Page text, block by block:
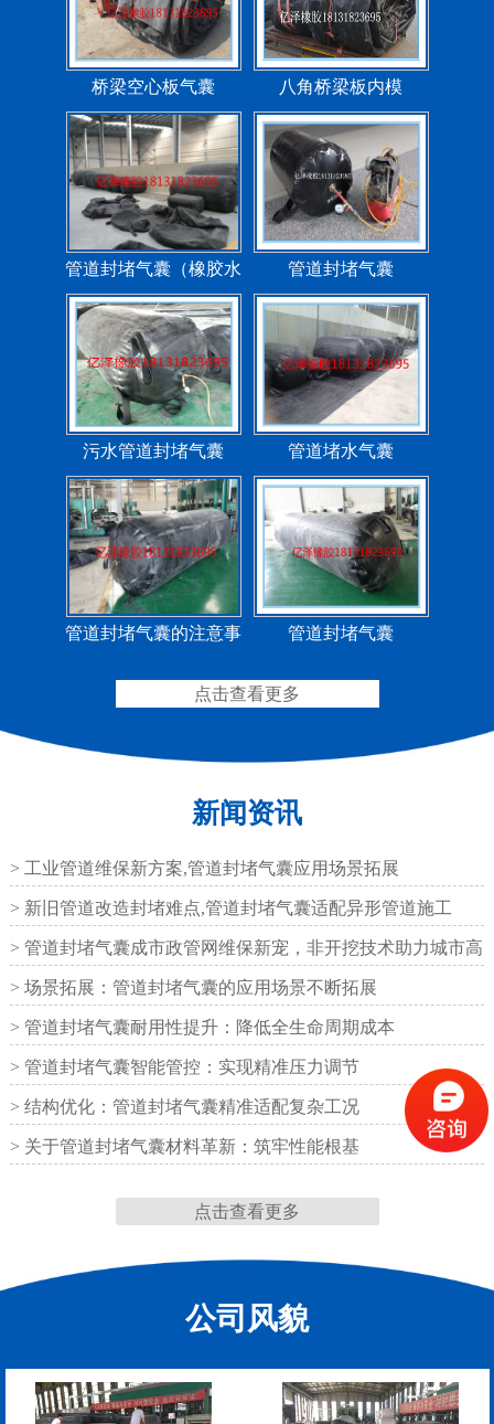
桥梁空心板气囊 八角桥梁板内模
管道封堵气囊（橡胶水
堵）
管道封堵气囊
污水管道封堵气囊 管道堵水气囊
管道封堵气囊的注意事
管道封堵气囊
矩形板式橡胶支座 圆形板式橡胶支座
圆形四氟板橡胶支座
矩形四氟板滑动橡胶支
座
缩缝
点击查看更多
新闻资讯
> 工业管道维保新方案,管道封堵气囊应用场景拓展
> 新旧管道改造封堵难点,管道封堵气囊适配异形管道施工
> 管道封堵气囊成市政管网维保新宠，非开挖技术助力城市高
效运
> 场景拓展：管道封堵气囊的应用场景不断拓展
> 管道封堵气囊耐用性提升：降低全生命周期成本
> 管道封堵气囊智能管控：实现精准压力调节
> 结构优化：管道封堵气囊精准适配复杂工况
> 关于管道封堵气囊材料革新：筑牢性能根基
点击查看更多
公司风貌